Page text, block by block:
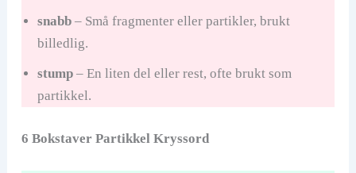
snabb– Små fragmenter eller partikler, brukt
billedlig.
stump– En liten del eller rest, ofte brukt som
partikkel.
6 Bokstaver Partikkel Kryssord